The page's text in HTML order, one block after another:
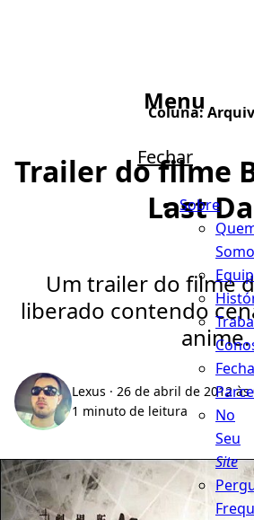
Menu
Fechar
Sobre
No
Seu
Site
Coluna:
Trailer do filme
Last
Um trailer do filme
liberado contendo
anime.
Lexus · 26 de abril de 2012 às
1 minuto de leitura